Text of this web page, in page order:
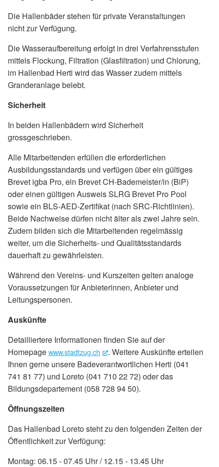
Die Hallenbäder stehen für private Veranstaltungen
nicht zur Verfügung.
Die Wasseraufbereitung erfolgt in drei Verfahrensstufen
mittels Flockung, Filtration (Glasfiltration) und Chlorung,
im Hallenbad Herti wird das Wasser zudem mittels
Granderanlage belebt.
Sicherheit
In beiden Hallenbädern wird Sicherheit
grossgeschrieben.
Alle Mitarbeitenden erfüllen die erforderlichen
Ausbildungsstandards und verfügen über ein gültiges
Brevet igba Pro, ein Brevet CH-Bademeister/in (BiP)
oder einen gültigen Ausweis SLRG Brevet Pro Pool
sowie ein BLS-AED-Zertifikat (nach SRC-Richtlinien).
Beide Nachweise dürfen nicht älter als zwei Jahre sein.
Zudem bilden sich die Mitarbeitenden regelmässig
weiter, um die Sicherheits- und Qualitätsstandards
dauerhaft zu gewährleisten.
Während den Vereins- und Kurszeiten gelten analoge
Voraussetzungen für Anbieterinnen, Anbieter und
Leitungspersonen.
Auskünfte
Detailliertere Informationen finden Sie auf der
Homepagewww.stadtzug.ch (External Link)
. Weitere Auskünfte erteilen
Ihnen gerne unsere Badeverantwortlichen Herti (041
741 81 77) und Loreto (041 710 22 72) oder das
Bildungsdepartement (058 728 94 50).
Öffnungszeiten
Das Hallenbad Loreto steht zu den folgenden Zeiten der
Öffentlichkeit zur Verfügung:
Montag: 06.15 - 07.45 Uhr / 12.15 - 13.45 Uhr